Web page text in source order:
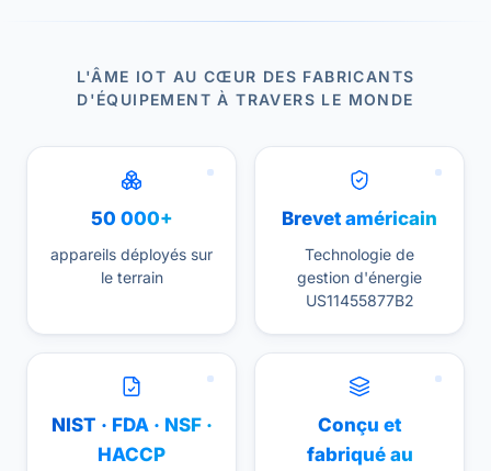
L'ÂME IOT AU CŒUR DES FABRICANTS
D'ÉQUIPEMENT À TRAVERS LE MONDE
50 000+
appareils déployés sur
le terrain
Brevet américain
Technologie de
gestion d'énergie
US11455877B2
NIST · FDA · NSF ·
HACCP
Conçu et
fabriqué au